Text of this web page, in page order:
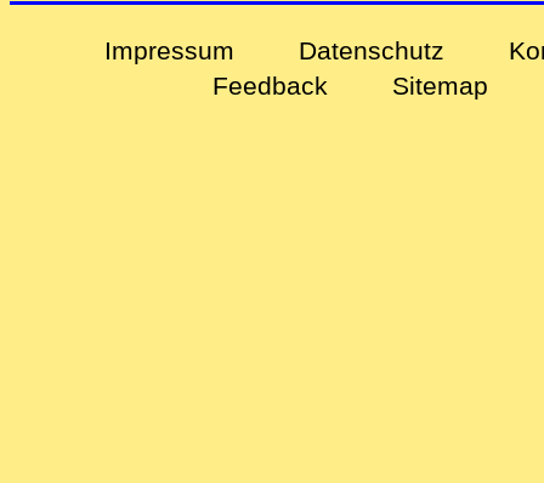
Impressum Datenschutz
Feedback
Sitemap